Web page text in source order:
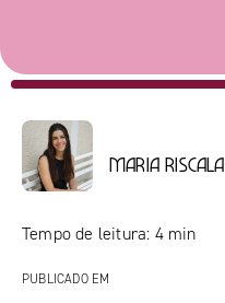
Maria Riscala
Tempo de leitura: 4 min
PUBLICADO EM